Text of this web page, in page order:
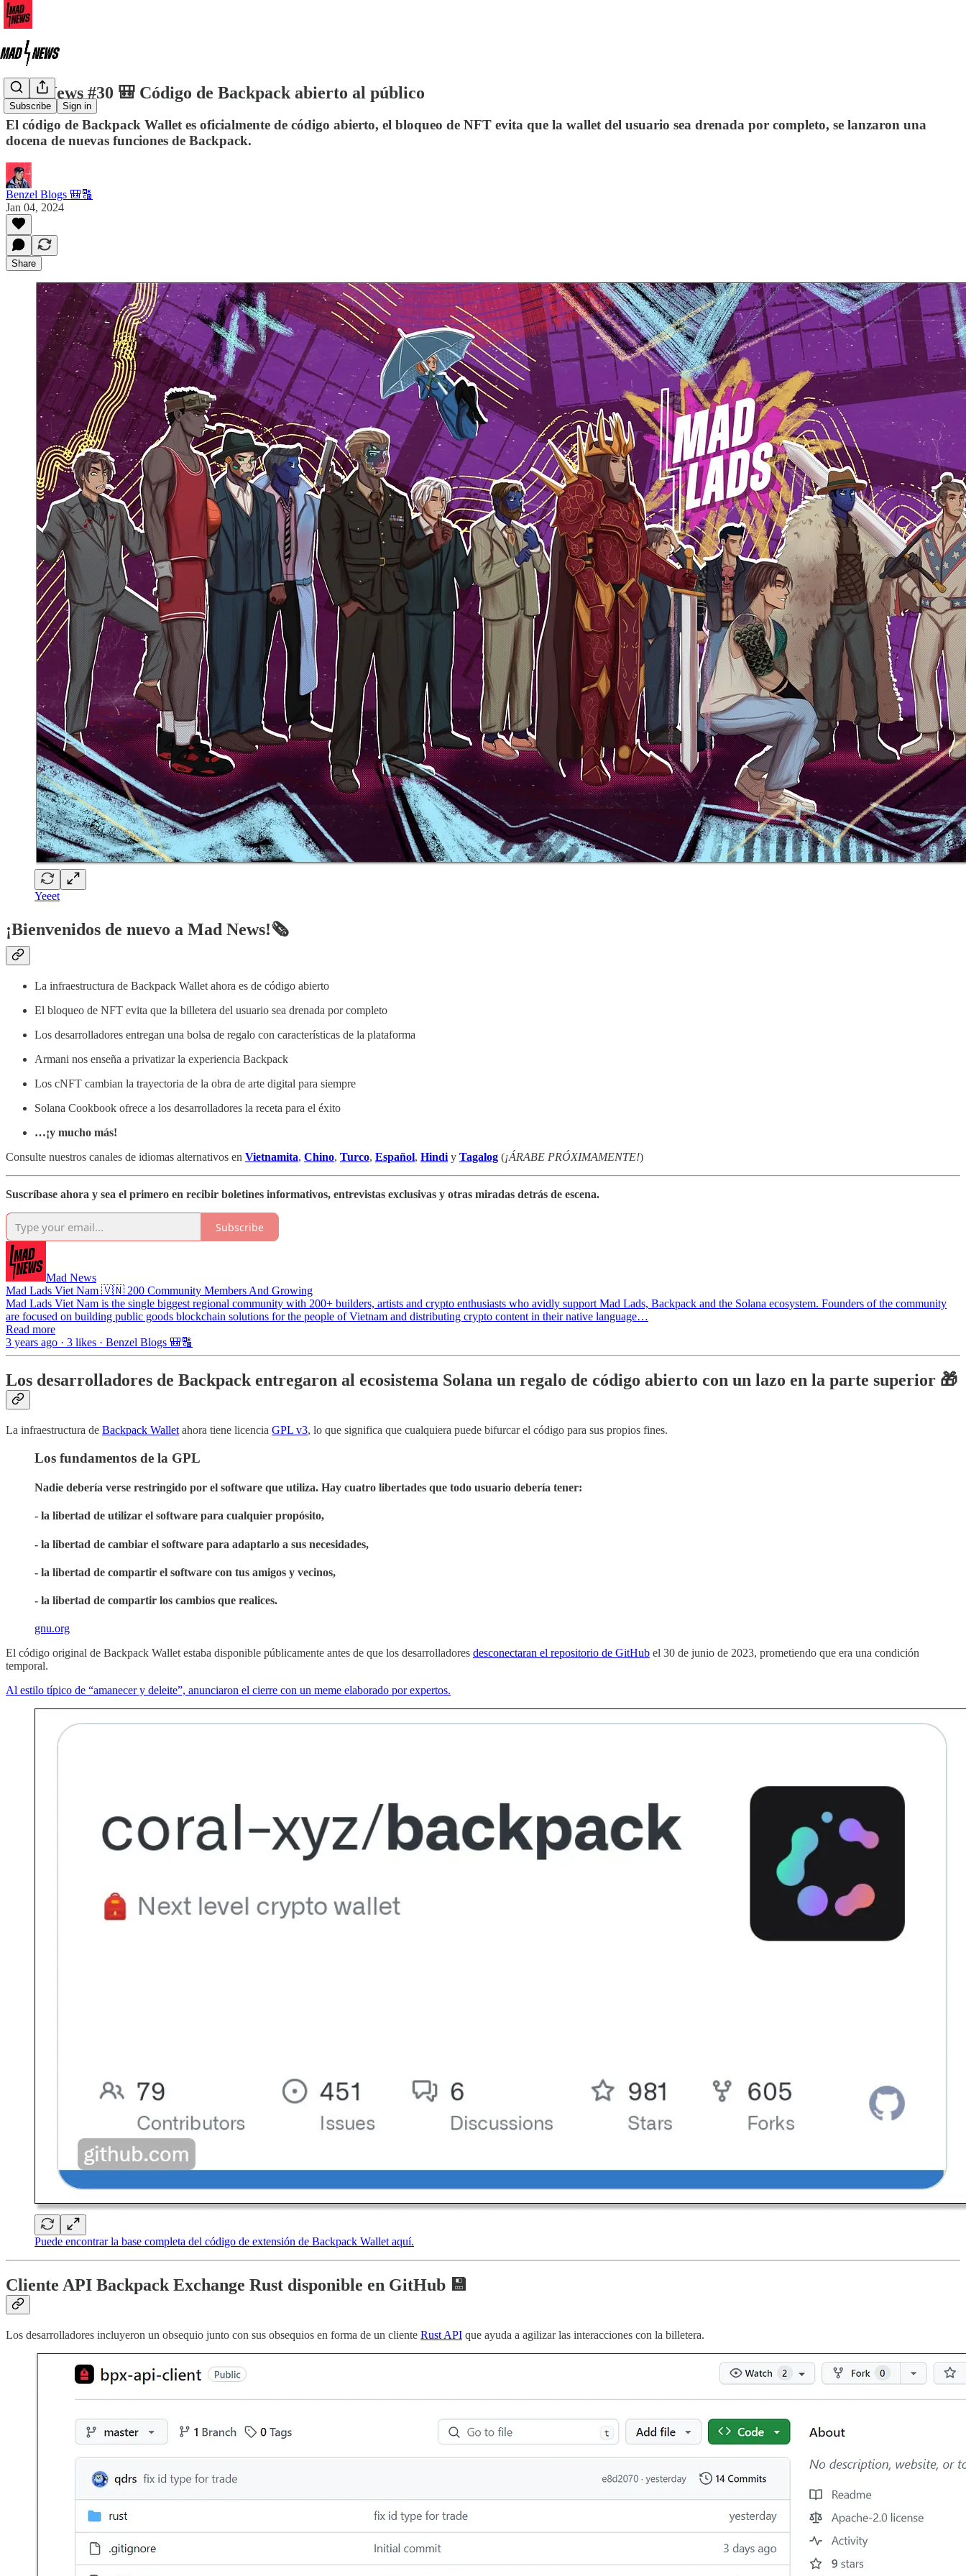
Subscribe Sign in
Mad News #30 🎒 Código de Backpack abierto al público
El código de Backpack Wallet es oficialmente de código abierto, el bloqueo de NFT evita que la wallet del usuario sea drenada por completo, se lanzaron una
docena de nuevas funciones de Backpack.
Benzel Blogs 🎒🔠
Jan 04, 2024
Share
Yeeet
¡Bienvenidos de nuevo a Mad News!🗞️
La infraestructura de Backpack Wallet ahora es de código abierto
El bloqueo de NFT evita que la billetera del usuario sea drenada por completo
Los desarrolladores entregan una bolsa de regalo con características de la plataforma
Armani nos enseña a privatizar la experiencia Backpack
Los cNFT cambian la trayectoria de la obra de arte digital para siempre
Solana Cookbook ofrece a los desarrolladores la receta para el éxito
…¡y mucho más!
Consulte nuestros canales de idiomas alternativos en Vietnamita, Chino, Turco, Español, Hindi y Tagalog (¡ÁRABE PRÓXIMAMENTE!)
Suscríbase ahora y sea el primero en recibir boletines informativos, entrevistas exclusivas y otras miradas detrás de escena.
Subscribe
Mad News
Mad Lads Viet Nam 🇻🇳 200 Community Members And Growing
Mad Lads Viet Nam is the single biggest regional community with 200+ builders, artists and crypto enthusiasts who avidly support Mad Lads, Backpack and the Solana ecosystem. Founders of the community
are focused on building public goods blockchain solutions for the people of Vietnam and distributing crypto content in their native language…
Read more
3 years ago · 3 likes · Benzel Blogs 🎒🔠
Los desarrolladores de Backpack entregaron al ecosistema Solana un regalo de código abierto con un lazo en la parte superior 🎁
La infraestructura de Backpack Wallet ahora tiene licencia GPL v3, lo que significa que cualquiera puede bifurcar el código para sus propios fines.
Los fundamentos de la GPL
Nadie debería verse restringido por el software que utiliza. Hay cuatro libertades que todo usuario debería tener:
- la libertad de utilizar el software para cualquier propósito,
- la libertad de cambiar el software para adaptarlo a sus necesidades,
- la libertad de compartir el software con tus amigos y vecinos,
- la libertad de compartir los cambios que realices.
gnu.org
El código original de Backpack Wallet estaba disponible públicamente antes de que los desarrolladores desconectaran el repositorio de GitHub el 30 de junio de 2023, prometiendo que era una condición
temporal.
Al estilo típico de “amanecer y deleite”, anunciaron el cierre con un meme elaborado por expertos.
Puede encontrar la base completa del código de extensión de Backpack Wallet aquí.
Cliente API Backpack Exchange Rust disponible en GitHub 💾
Los desarrolladores incluyeron un obsequio junto con sus obsequios en forma de un cliente Rust API que ayuda a agilizar las interacciones con la billetera.